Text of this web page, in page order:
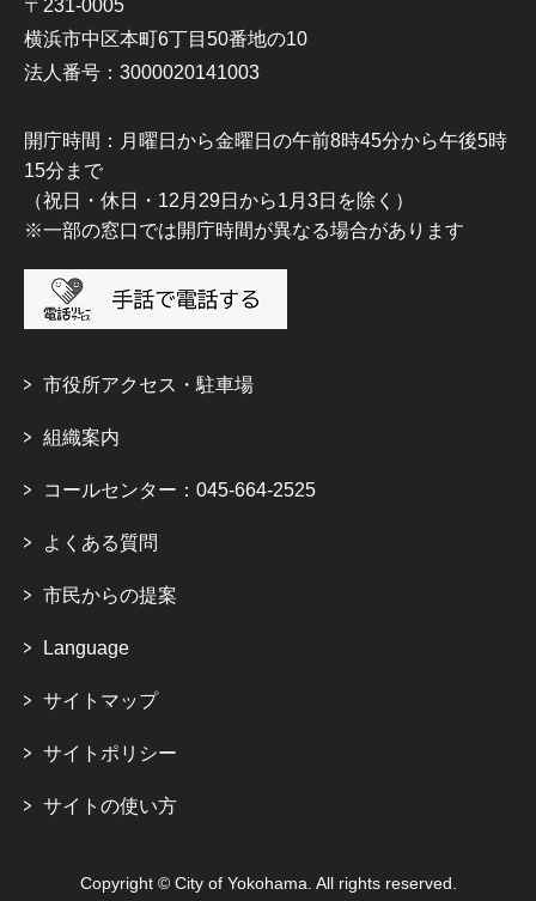
〒231-0005
横浜市中区本町6丁目50番地の10
法人番号：3000020141003
開庁時間：月曜日から金曜日の午前8時45分から午後5時
15分まで
（祝日・休日・12月29日から1月3日を除く）
※一部の窓口では開庁時間が異なる場合があります
市役所アクセス・駐車場
組織案内
コールセンター：045-664-2525
よくある質問
市民からの提案
Language
サイトマップ
サイトポリシー
サイトの使い方
Copyright © City of Yokohama. All rights reserved.